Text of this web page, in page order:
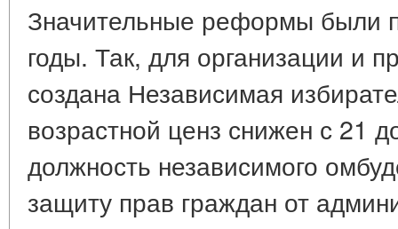
Значительные реформы были
годы. Так, для организации и
создана Независимая
возрастной ценз снижен с 21
должность независимого
защиту прав граждан от